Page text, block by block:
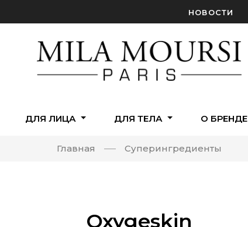
НОВОСТИ
ДЛЯ ЛИЦА ДЛЯ ТЕЛА О БРЕНДЕ
Главная Cуперингредиенты
Oxygeskin